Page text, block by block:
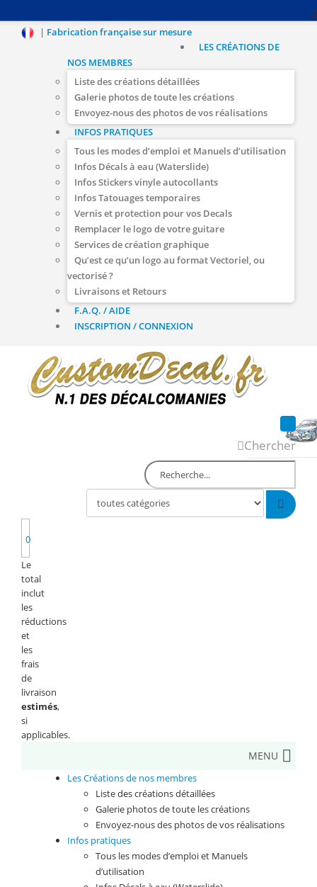
| Fabrication française sur mesure
LES CRÉATIONS DE
NOS MEMBRES
Liste des créations détaillées
Galerie photos de toute les créations
Envoyez-nous des photos de vos réalisations
INFOS PRATIQUES
Tous les modes d’emploi et Manuels d’utilisation
Infos Décals à eau (Waterslide)
Infos Stickers vinyle autocollants
Infos Tatouages temporaires
Vernis et protection pour vos Decals
Remplacer le logo de votre guitare
Services de création graphique
Qu’est ce qu’un logo au format Vectoriel, ou
vectorisé ?
Livraisons et Retours
F.A.Q. / AIDE
INSCRIPTION / CONNEXION
Chercher
0
Le
total
inclut
les
réductions
et
les
frais
de
livraison
estimés,
si
applicables.
MENU
Les Créations de nos membres
Liste des créations détaillées
Galerie photos de toute les créations
Envoyez-nous des photos de vos réalisations
Infos pratiques
Tous les modes d’emploi et Manuels
d’utilisation